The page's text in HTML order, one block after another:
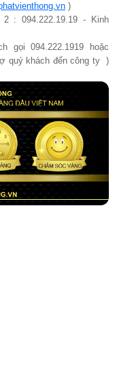
)
2 : 094.222.19.19 - Kinh
094.222.1919 hoặc
quý khách đến công ty )